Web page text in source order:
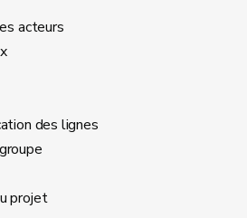
acteurs
des lignes
projet